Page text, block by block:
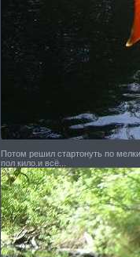
Потом решил стартонуть по
пол кило.и всё...